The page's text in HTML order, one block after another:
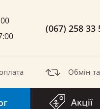
(067) 258 33
Обмін
Акції